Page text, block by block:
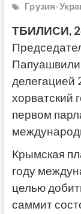
Грузия-
ТБИЛИСИ,
Папуашвили
делегацией
хорватский
первом
Крымская
году
целью
саммит